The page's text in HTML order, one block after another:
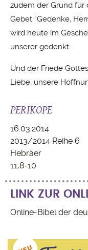
zudem der Grund für
Gebet “Gedenke,
wird heute im
unserer gedenkt.
Und der Friede
Liebe, unsere
PERIKOPE
16.03.2014
2013/2014 Reihe 6
Hebräer
11,8-10
LINK ZUR
Online-Bibel der